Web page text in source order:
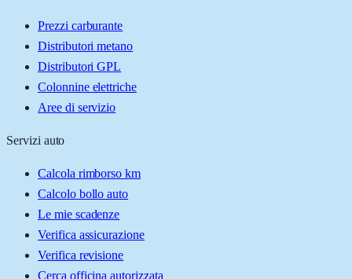
Prezzi carburante
Distributori metano
Distributori GPL
Colonnine elettriche
Aree di servizio
Servizi auto
Calcola rimborso km
Calcolo bollo auto
Le mie scadenze
Verifica assicurazione
Verifica revisione
Cerca officina autorizzata